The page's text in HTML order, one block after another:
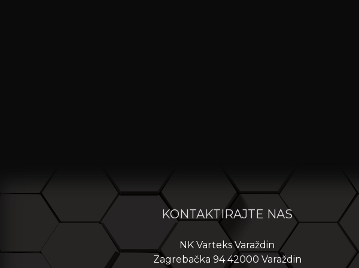
KONTAKTIRAJTE NAS
NK Varteks Varaždin
Zagrebačka 94 42000 Varaždin